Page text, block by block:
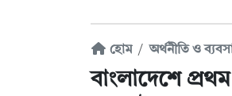
হোম অর্থনীতি ও
বাংলাদেশে